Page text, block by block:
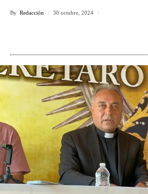
By Redacción 30 octubre, 2024